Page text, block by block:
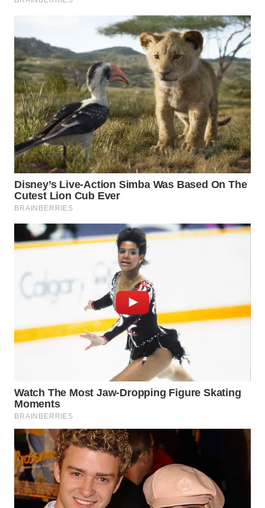
WN
DEPOK
WN
TAPANULI
UTARA
WN
SAMOSIR
WN
PADANG
LAWAS
WN
WN
WN
TANGERANG
WN
BINJAI
WN
CIREBON